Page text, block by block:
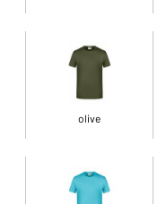
olive